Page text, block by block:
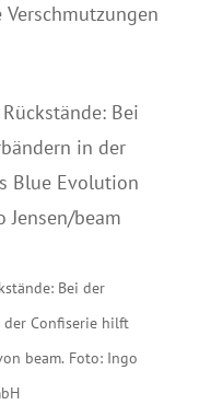
Bei der
Confiserie hilft
beam. Foto: Ingo